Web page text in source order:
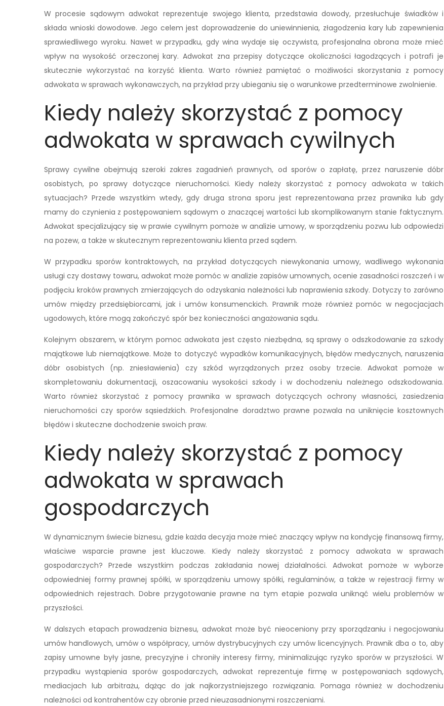
W procesie sądowym adwokat reprezentuje swojego klienta, przedstawia dowody, przesłuchuje świadków i
składa wnioski dowodowe. Jego celem jest doprowadzenie do uniewinnienia, złagodzenia kary lub zapewnienia
sprawiedliwego wyroku. Nawet w przypadku, gdy wina wydaje się oczywista, profesjonalna obrona może mieć
wpływ na wysokość orzeczonej kary. Adwokat zna przepisy dotyczące okoliczności łagodzących i potrafi je
skutecznie wykorzystać na korzyść klienta. Warto również pamiętać o możliwości skorzystania z pomocy
adwokata w sprawach wykonawczych, na przykład przy ubieganiu się o warunkowe przedterminowe zwolnienie.
Kiedy należy skorzystać z pomocy
adwokata w sprawach cywilnych
Sprawy cywilne obejmują szeroki zakres zagadnień prawnych, od sporów o zapłatę, przez naruszenie dóbr
osobistych, po sprawy dotyczące nieruchomości. Kiedy należy skorzystać z pomocy adwokata w takich
sytuacjach? Przede wszystkim wtedy, gdy druga strona sporu jest reprezentowana przez prawnika lub gdy
mamy do czynienia z postępowaniem sądowym o znaczącej wartości lub skomplikowanym stanie faktycznym.
Adwokat specjalizujący się w prawie cywilnym pomoże w analizie umowy, w sporządzeniu pozwu lub odpowiedzi
na pozew, a także w skutecznym reprezentowaniu klienta przed sądem.
W przypadku sporów kontraktowych, na przykład dotyczących niewykonania umowy, wadliwego wykonania
usługi czy dostawy towaru, adwokat może pomóc w analizie zapisów umownych, ocenie zasadności roszczeń i w
podjęciu kroków prawnych zmierzających do odzyskania należności lub naprawienia szkody. Dotyczy to zarówno
umów między przedsiębiorcami, jak i umów konsumenckich. Prawnik może również pomóc w negocjacjach
ugodowych, które mogą zakończyć spór bez konieczności angażowania sądu.
Kolejnym obszarem, w którym pomoc adwokata jest często niezbędna, są sprawy o odszkodowanie za szkody
majątkowe lub niemajątkowe. Może to dotyczyć wypadków komunikacyjnych, błędów medycznych, naruszenia
dóbr osobistych (np. zniesławienia) czy szkód wyrządzonych przez osoby trzecie. Adwokat pomoże w
skompletowaniu dokumentacji, oszacowaniu wysokości szkody i w dochodzeniu należnego odszkodowania.
Warto również skorzystać z pomocy prawnika w sprawach dotyczących ochrony własności, zasiedzenia
nieruchomości czy sporów sąsiedzkich. Profesjonalne doradztwo prawne pozwala na uniknięcie kosztownych
błędów i skuteczne dochodzenie swoich praw.
Kiedy należy skorzystać z pomocy
adwokata w sprawach
gospodarczych
W dynamicznym świecie biznesu, gdzie każda decyzja może mieć znaczący wpływ na kondycję finansową firmy,
właściwe wsparcie prawne jest kluczowe. Kiedy należy skorzystać z pomocy adwokata w sprawach
gospodarczych? Przede wszystkim podczas zakładania nowej działalności. Adwokat pomoże w wyborze
odpowiedniej formy prawnej spółki, w sporządzeniu umowy spółki, regulaminów, a także w rejestracji firmy w
odpowiednich rejestrach. Dobre przygotowanie prawne na tym etapie pozwala uniknąć wielu problemów w
przyszłości.
W dalszych etapach prowadzenia biznesu, adwokat może być nieoceniony przy sporządzaniu i negocjowaniu
umów handlowych, umów o współpracy, umów dystrybucyjnych czy umów licencyjnych. Prawnik dba o to, aby
zapisy umowne były jasne, precyzyjne i chroniły interesy firmy, minimalizując ryzyko sporów w przyszłości. W
przypadku wystąpienia sporów gospodarczych, adwokat reprezentuje firmę w postępowaniach sądowych,
mediacjach lub arbitrażu, dążąc do jak najkorzystniejszego rozwiązania. Pomaga również w dochodzeniu
należności od kontrahentów czy obronie przed nieuzasadnionymi roszczeniami.